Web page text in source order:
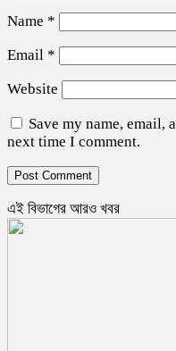
Name *
Email *
Website
Save my name, email,
next time I comment.
এই বিভাগের আরও খবর